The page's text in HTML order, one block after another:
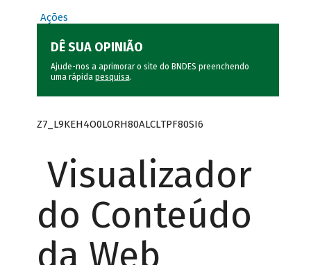
Ações
DÊ SUA OPINIÃO
Ajude-nos a aprimorar o site do BNDES preenchendo
uma rápida pesquisa.
Z7_L9KEH4O0LORH80ALCLTPF80SI6
Visualizador
do Conteúdo
da Web